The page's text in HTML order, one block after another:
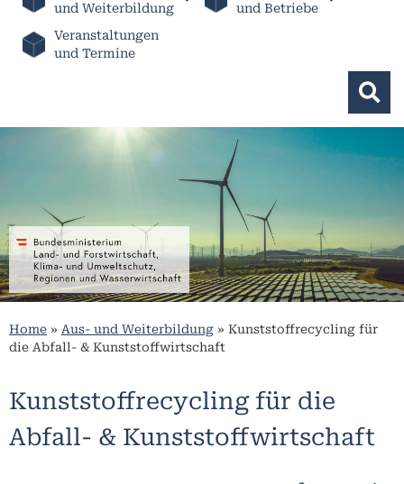
und Weiterbildung
und Betriebe
Veranstaltungen
und Termine
Home » Aus- und Weiterbildung » Kunststoffrecycling für
die Abfall- & Kunststoffwirtschaft
Kunststoffrecycling für die
Abfall- & Kunststoffwirtschaft